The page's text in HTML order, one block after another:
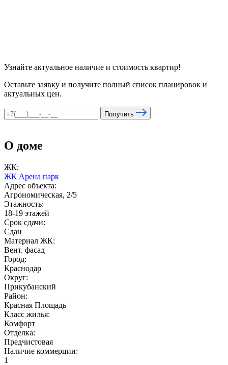
Узнайте актуальное наличие и стоимость квартир!
Оставьте заявку и получите полный список планировок и
актуальных цен.
Получить
О доме
ЖК:
ЖК Арена парк
Адрес объекта:
Агрономическая, 2/5
Этажность:
18-19 этажей
Срок сдачи:
Сдан
Материал ЖК:
Вент. фасад
Город:
Краснодар
Округ:
Прикубанский
Район:
Красная Площадь
Класс жилья:
Комфорт
Отделка:
Предчистовая
Наличие коммерции:
1